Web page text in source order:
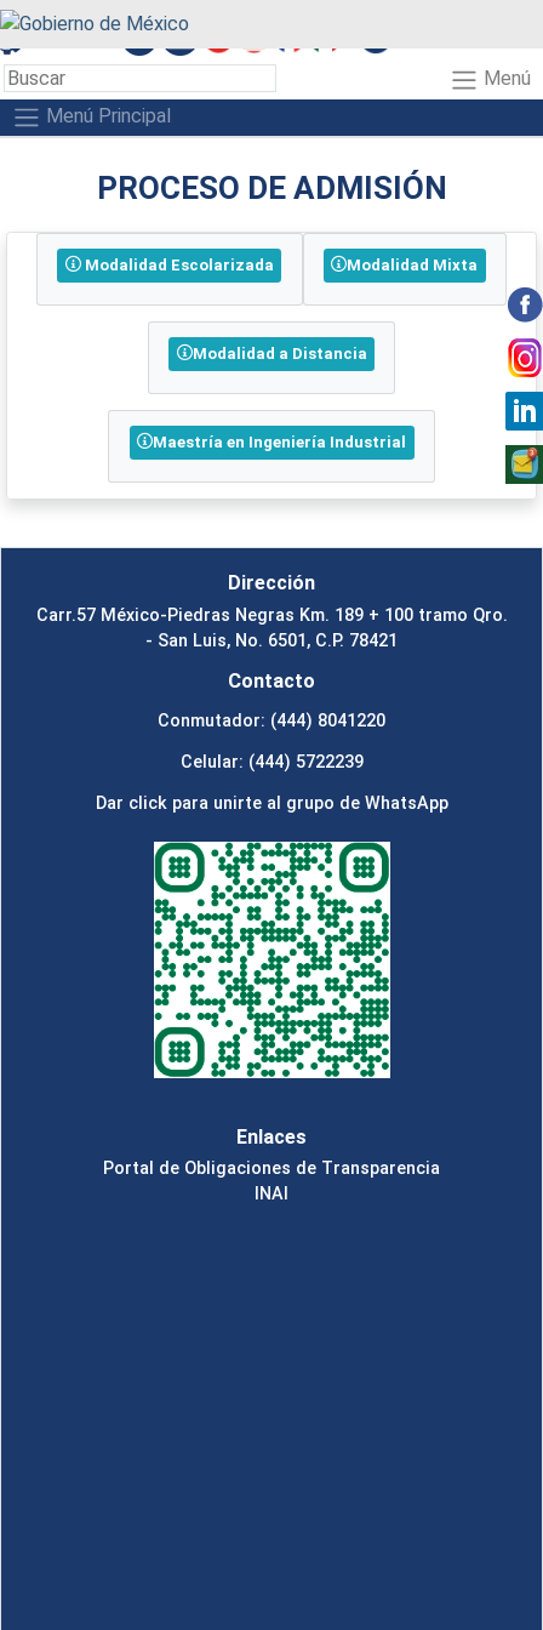
Menú
Menú Principal
PROCESO DE ADMISIÓN
Modalidad Escolarizada Modalidad Mixta
Modalidad a Distancia
Maestría en Ingeniería Industrial
Dirección
Carr.57 México-Piedras Negras Km. 189 + 100 tramo Qro.
- San Luis, No. 6501, C.P. 78421
Contacto
Conmutador: (444) 8041220
Celular: (444) 5722239
Dar click para unirte al grupo de WhatsApp
Enlaces
Portal de Obligaciones de Transparencia
INAI